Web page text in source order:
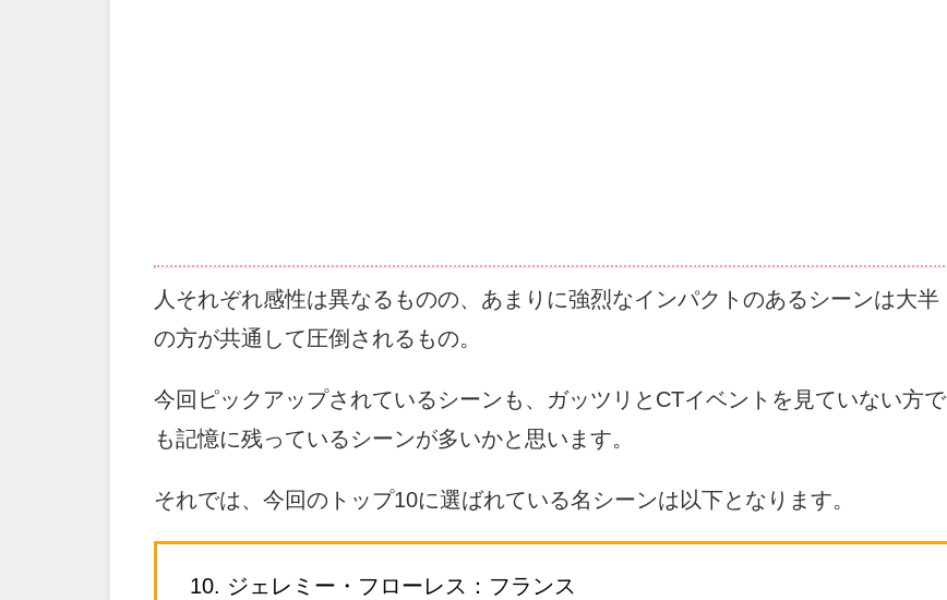
人それぞれ感性は異なるものの、あまりに強烈なインパクトのあるシーンは大半
の方が共通して圧倒されるもの。
今回ピックアップされているシーンも、ガッツリとCTイベントを見ていない方で
も記憶に残っているシーンが多いかと思います。
それでは、今回のトップ10に選ばれている名シーンは以下となります。
10. ジェレミー・フローレス：フランス